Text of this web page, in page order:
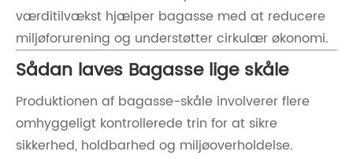
værditilvækst hjælper bagasse med at reducere
miljøforurening og understøtter cirkulær økonomi.
Sådan laves Bagasse lige skåle
Produktionen af ​​bagasse-skåle involverer flere
omhyggeligt kontrollerede trin for at sikre
sikkerhed, holdbarhed og miljøoverholdelse.